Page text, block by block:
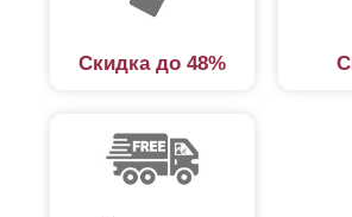
Скидка до 48%